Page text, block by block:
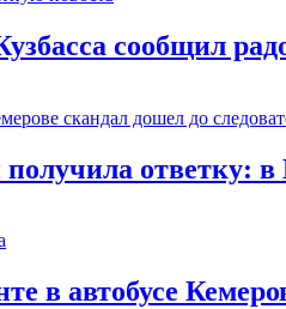
сообщил
ответку: в
в автобусе